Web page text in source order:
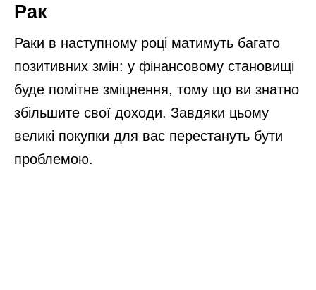
Рак
Раки в наступному році матимуть багато
позитивних змін: у фінансовому становищі
буде помітне зміцнення, тому що ви знатно
збільшите свої доходи. Завдяки цьому
великі покупки для вас перестануть бути
проблемою.